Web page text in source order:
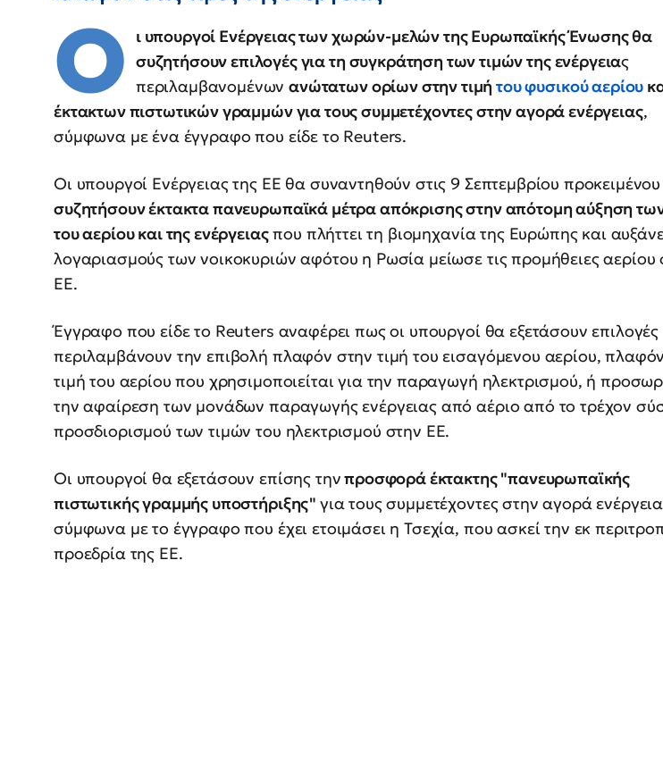
Ο
ι υπουργοί Ενέργειας των χωρών-μελών της Ευρωπαϊκής Ένωσης θα
συζητήσουν επιλογές για τη συγκράτηση των τιμών της ενέργειας
περιλαμβανομένωνανώτατων ορίων στην τιμήτου φυσικού αερίου
έκτακτων πιστωτικών γραμμών για τους συμμετέχοντες στην αγορά ενέργειας,
σύμφωνα με ένα έγγραφο που είδε το Reuters.
Οι υπουργοί Ενέργειας της ΕΕ θα συναντηθούν στις 9 Σεπτεμβρίου προκειμένου
συζητήσουν έκτακτα πανευρωπαϊκά μέτρα απόκρισης στην απότομη αύξηση
του αερίου και της ενέργειαςπου πλήττει τη βιομηχανία της Ευρώπης και
λογαριασμούς των νοικοκυριών αφότου η Ρωσία μείωσε τις προμήθειες αερίου
ΕΕ.
Έγγραφο που είδε το Reuters αναφέρει πως οι υπουργοί θα εξετάσουν
περιλαμβάνουν την επιβολή πλαφόν στην τιμή του εισαγόμενου αερίου,
τιμή του αερίου που χρησιμοποιείται για την παραγωγή ηλεκτρισμού, ή
την αφαίρεση των μονάδων παραγωγής ενέργειας από αέριο από το τρέχον
προσδιορισμού των τιμών του ηλεκτρισμού στην ΕΕ.
Οι υπουργοί θα εξετάσουν επίσης τηνπροσφορά έκτακτης "πανευρωπαϊκής
πιστωτικής γραμμής υποστήριξης" για τους συμμετέχοντες στην αγορά
σύμφωνα με το έγγραφο που έχει ετοιμάσει η Τσεχία, που ασκεί την εκ
προεδρία της ΕΕ.